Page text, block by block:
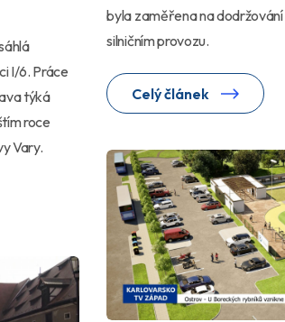
byla zaměřena na
silničním provozu.
Celý článek
I/6. Práce
týká
roce
Vary.